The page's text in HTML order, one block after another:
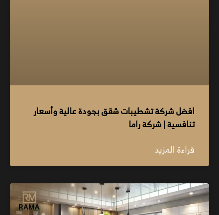
افضل شركة تشطيبات شقق بجودة عالية وأسعار
تنافسية | شركة راما
قراءة المزيد